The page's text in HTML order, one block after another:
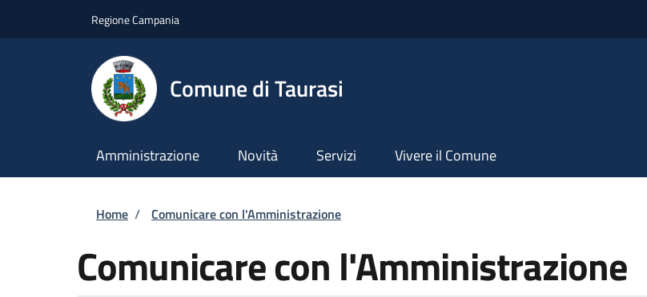
Regione Campania
Comune di Taurasi
Amministrazione Novità Servizi Vivere il Comune
Briciole di pane
Home / Comunicare con l'Amministrazione
Comunicare con l'Amministrazione